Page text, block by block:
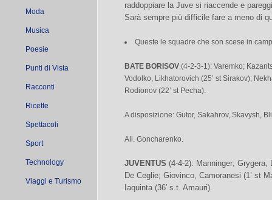
Moda
Musica
Poesie
Punti di Vista
Racconti
Ricette
Spettacoli
Sport
Technology
Viaggi e Turismo
raddoppiare la Juve si riaccende e
Sarà sempre più difficile fare a meno di
Queste le squadre che son scese in
BATE BORISOV (4-2-3-1): Varemko;
Vodolko, Likhatorovich (25’ st Sirakov);
Rodionov (22’ st Pecha).
A disposizione: Gutor, Sakahrov, Skavysh,
All. Goncharenko.
JUVENTUS (4-4-2): Manninger; Grygera,
De Ceglie; Giovinco, Camoranesi (1’ st
Iaquinta (36′ s.t. Amauri).